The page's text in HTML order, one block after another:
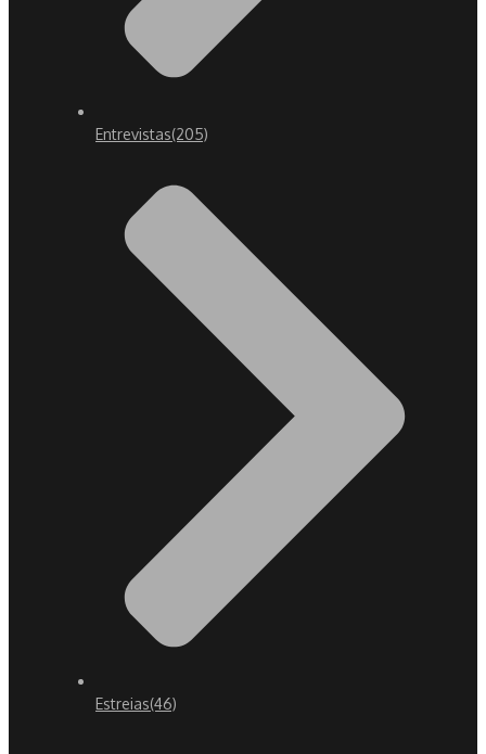
Entrevistas(205)
Estreias(46)